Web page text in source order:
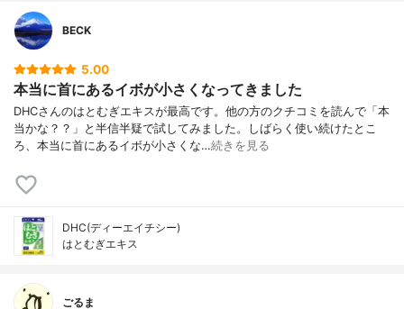
BECK
5.00
本当に首にあるイボが小さくなってきました
DHCさんのはとむぎエキスが最高です。他の方のクチコミを読んで「本
当かな？？」と半信半疑で試してみました。しばらく使い続けたとこ
ろ、本当に首にあるイボが小さくな…続きを見る
DHC(ディーエイチシー)
はとむぎエキス
ごるま